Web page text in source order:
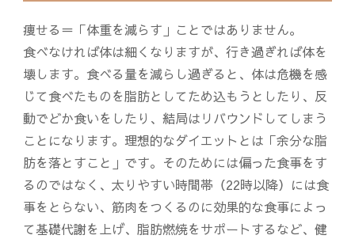
痩せる＝「体重を減らす」ことではありません。
食べなければ体は細くなりますが、行き過ぎれば体を
壊します。食べる量を減らし過ぎると、体は危機を感
じて食べたものを脂肪としてため込もうとしたり、反
動でどか食いをしたり、結局はリバウンドしてしまう
ことになります。理想的なダイエットとは「余分な脂
肪を落とすこと」です。そのためには偏った食事をす
るのではなく、太りやすい時間帯（22時以降）には食
事をとらない、筋肉をつくるのに効果的な食事によっ
て基礎代謝を上げ、脂肪燃焼をサポートするなど、健